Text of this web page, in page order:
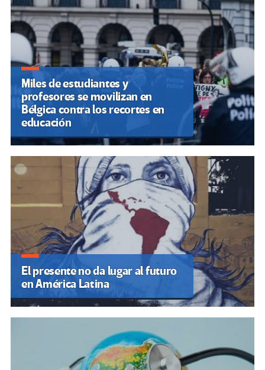
Miles de estudiantes y
profesores se movilizan en
Bélgica contra los recortes en
educación
El presente no da lugar al futuro
en América Latina